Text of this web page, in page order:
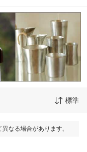
標準
なる場合があります。